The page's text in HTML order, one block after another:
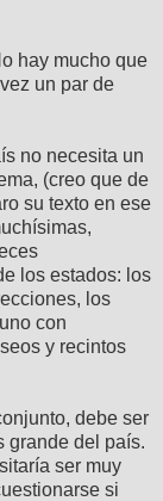
hay mucho que
un par de
no necesita un
(creo que de
su texto en ese
los estados: los
los
con
y recintos
debe ser
grande del país.
ser muy
si